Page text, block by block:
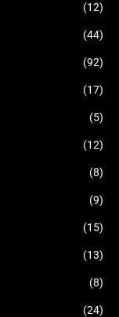
(12)
(44)
(92)
(17)
(5)
(12)
(8)
(9)
(15)
(13)
(8)
(24)